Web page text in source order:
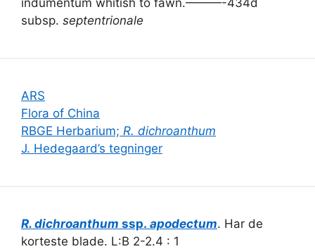
indumentum whitish to fawn.———-434d
subsp. septentrionale
ARS
Flora of China
RBGE Herbarium; R. dichroanthum
J. Hedegaard’s tegninger
R. dichroanthum ssp. apodectum. Har de
korteste blade. L:B 2-2.4 : 1